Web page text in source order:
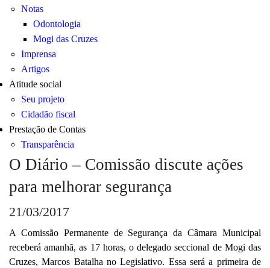
Notas
Odontologia
Mogi das Cruzes
Imprensa
Artigos
Atitude social
Seu projeto
Cidadão fiscal
Prestação de Contas
Transparência
O Diário – Comissão discute ações
para melhorar segurança
21/03/2017
A Comissão Permanente de Segurança da Câmara Municipal
receberá amanhã, as 17 horas, o delegado seccional de Mogi das
Cruzes, Marcos Batalha no Legislativo. Essa será a primeira de